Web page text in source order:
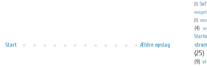
Ældre opslag
Start
(1)
(1)
(4)
(25)
(9)